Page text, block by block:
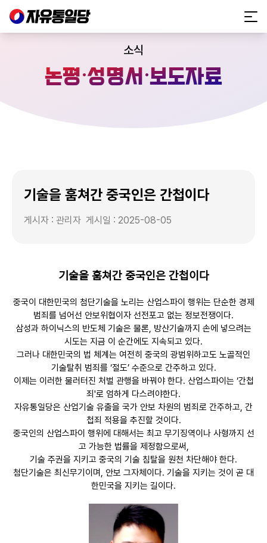
소식
논평·성명서·보도자료
기술을 훔쳐간 중국인은 간첩이다
게시자 : 관리자 게시일 : 2025-08-05
기술을 훔쳐간 중국인은 간첩이다
중국이 대한민국의 첨단기술을 노리는 산업스파이 행위는 단순한 경제
범죄를 넘어선 안보위협이자 선전포고 없는 정보전쟁이다.
삼성과 하이닉스의 반도체 기술은 물론, 방산기술까지 손에 넣으려는
시도는 지금 이 순간에도 지속되고 있다.
그러나 대한민국의 법 체계는 여전히 중국의 광범위하고도 노골적인
기술탈취 범죄를 ‘절도’ 수준으로 간주하고 있다.
이제는 이러한 물러터진 처벌 관행을 바꿔야 한다. 산업스파이는 ‘간첩
죄'로 엄하게 다스려야한다.
자유통일당은 산업기술 유출을 국가 안보 차원의 범죄로 간주하고, 간
첩죄 적용을 추진할 것이다.
중국인의 산업스파이 행위에 대해서는 최고 무기징역이나 사형까지 선
고 가능한 법률을 제정함으로써,
기술 주권을 지키고 중국의 기술 침탈을 원천 차단해야 한다.
첨단기술은 최신무기이며, 안보 그자체이다. 기술을 지키는 것이 곧 대
한민국을 지키는 길이다.